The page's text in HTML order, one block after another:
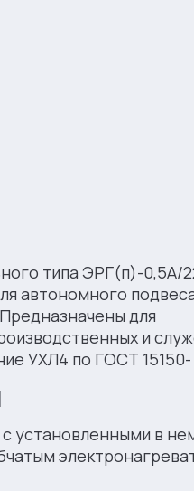
типа ЭРГ(п)-0,5A/
автономного
для
и
УХЛ4 по ГОСТ 15150-
установленными в